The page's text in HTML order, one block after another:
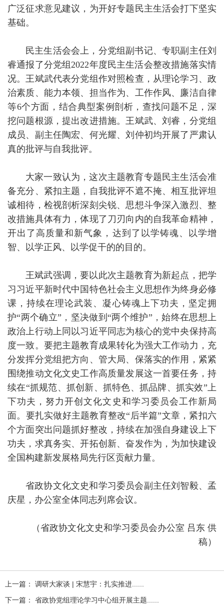
广泛征求意见建议，为开好专题民主生活会打下坚实
基础。
民主生活会会上，分党组副书记、专职副主任刘
睿通报了分党组2022年度民主生活会整改措施落实情
况。王斌武代表分党组作对照检查，从理论学习、政
治素质、能力本领、担当作为、工作作风、廉洁自律
等6个方面，结合典型案例剖析，查找问题不足，深
挖问题根源，提出改进措施。王斌武、刘睿，分党组
成员、副主任陶宏、何光耀、刘仲初均开展了严肃认
真的批评与自我批评。
大家一致认为，这次主题教育专题民主生活会准
备充分、紧扣主题，自我批评不遮不掩、相互批评坦
诚相待，检视剖析深刻尖锐、思想斗争深入激烈、整
改措施具体有力，体现了刀刃向内的自我革命精神，
开出了高质量和新气象，达到了以学铸魂、以学增
智、以学正风、以学促干的的目的。
王斌武强调，要以此次主题教育为新起点，把学
习习近平新时代中国特色社会主义思想作为终身必修
课，持续在理论武装、凝心铸魂上下功夫，坚定拥
护“两个确立”，坚决做到“两个维护”，始终在思想上
政治上行动上同以习近平同志为核心的党中央保持高
度一致。要把主题教育成果转化为强大工作动力，充
分发挥分党组把方向、管大局、保落实的作用，紧紧
围绕推动文化文史工作高质量发展这一首要任务，持
续在“抓规范、抓创新、抓特色、抓品牌、抓实效”上
下功夫，努力开创文化文史和学习委员会工作新局
面。要扎实做好主题教育整改“后半篇”文章，紧扣六
个方面突出问题抓好整改，持续在加强自身建设上下
功夫，求真务实、开拓创新、奋发作为，为加快建设
全国构建新发展格局先行区贡献力量。
省政协文化文史和学习委员会副主任刘智毅、孟
庆星，办公室全体同志列席会议。
（省政协文化文史和学习委员会办公室 吕东 供
稿）
上一篇： 调研大家谈 | 宋慧宇：扎实推进......
下一篇： 省政协党组理论学习中心组开展主题......